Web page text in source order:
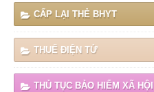
CẤP LẠI THẺ BHYT
THUẾ ĐIỆN TỬ
THỦ TỤC BẢO HIỂM XÃ HỘI